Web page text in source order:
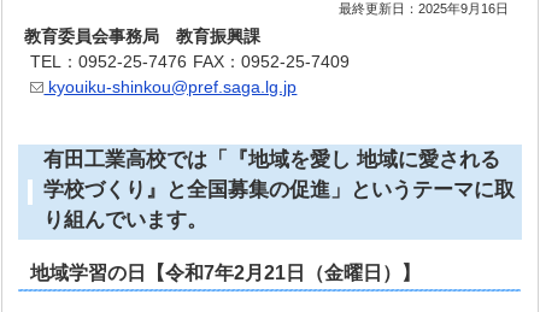
最終更新日：2025年9月16日
教育委員会事務局 教育振興課
TEL：0952-25-7476 FAX：0952-25-7409
kyouiku-shinkou@pref.saga.lg.jp
有田工業高校では「『地域を愛し 地域に愛される
学校づくり』と全国募集の促進」というテーマに取
り組んでいます。
地域学習の日【令和7年2月21日（金曜日）】